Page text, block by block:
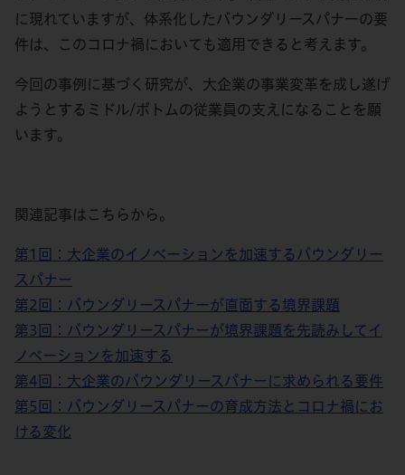
に現れていますが、体系化したバウンダリースパナーの要
件は、このコロナ禍においても適用できると考えます。
今回の事例に基づく研究が、大企業の事業変革を成し遂げ
ようとするミドル/ボトムの従業員の支えになることを願
います。
関連記事はこちらから。
第1回：大企業のイノベーションを加速するバウンダリー
スパナー
第2回：バウンダリースパナーが直面する境界課題
第3回：バウンダリースパナーが境界課題を先読みしてイ
ノベーションを加速する
第4回：大企業のバウンダリースパナーに求められる要件
第5回：バウンダリースパナーの育成方法とコロナ禍にお
ける変化